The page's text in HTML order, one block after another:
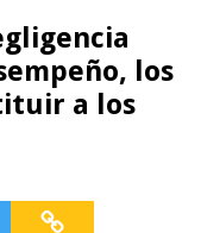
los
a los